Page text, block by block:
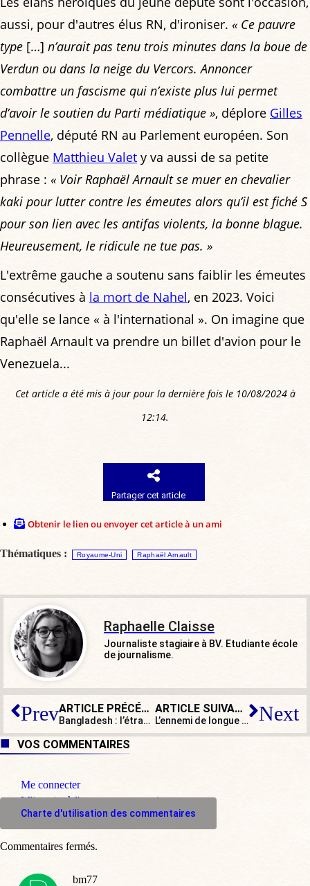
aussi, pour d'autres élus RN, d'ironiser. « Ce pauvre
type […] n’aurait pas tenu trois minutes dans la boue de
Verdun ou dans la neige du Vercors. Annoncer
combattre un fascisme qui n’existe plus lui permet
d’avoir le soutien du Parti médiatique », déplore Gilles
Pennelle, député RN au Parlement européen. Son
collègue Matthieu Valet y va aussi de sa petite
phrase : « Voir Raphaël Arnault se muer en chevalier
kaki pour lutter contre les émeutes alors qu’il est fiché S
pour son lien avec les antifas violents, la bonne blague.
Heureusement, le ridicule ne tue pas. »
L'extrême gauche a soutenu sans faiblir les émeutes
consécutives à la mort de Nahel, en 2023. Voici
qu'elle se lance « à l'international ». On imagine que
Raphaël Arnault va prendre un billet d'avion pour le
Venezuela...
Cet article a été mis à jour pour la dernière fois le 10/08/2024 à
12:14.
Partager cet article
Obtenir le lien ou envoyer cet article à un ami
Thématiques : Royaume-Uni Raphaël Arnault
Raphaelle Claisse
Journaliste stagiaire à BV. Etudiante école
de journalisme.
Prev ARTICLE PRÉCÉDENT
Bangladesh : l’étrange silence de la gauche
ARTICLE SUIVANT
L’ennemi de longue date d’Israël, Yahya Sinouar, nommé chef du Hamas à Gaza Next
VOS COMMENTAIRES
Me connecter
M'inscrire à l'espace commentaire
Charte d'utilisation des commentaires
bm77
Commentaires fermés.